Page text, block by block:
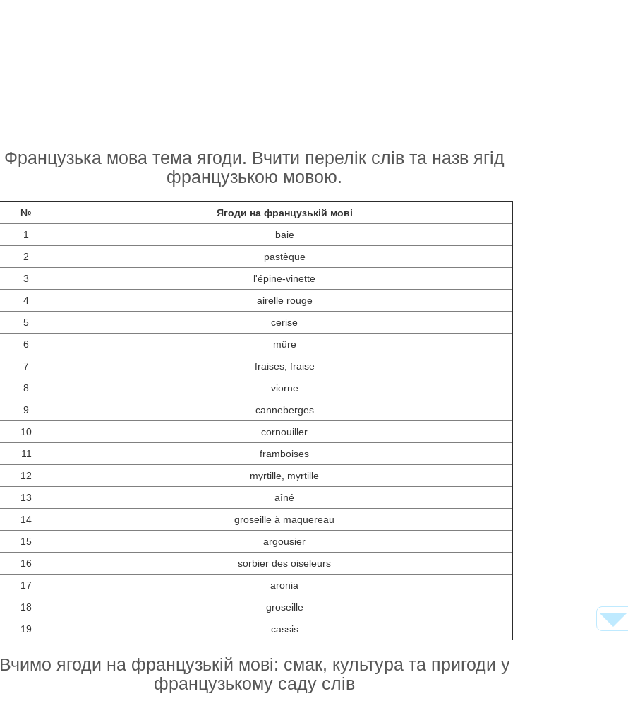
Французька мова тема ягоди. Вчити перелік слів та назв ягід
французькою мовою.
№
Ягоди на французькій мові
1
baie
2
pastèque
3
l'épine-vinette
4
airelle rouge
5
cerise
6
mûre
7
fraises, fraise
8
viorne
9
canneberges
10
cornouiller
11
framboises
12
myrtille, myrtille
13
aîné
14
groseille à maquereau
15
argousier
16
sorbier des oiseleurs
17
aronia
18
groseille
19
cassis
Вчимо ягоди на французькій мові: смак, культура та пригоди у
французькому саду слів